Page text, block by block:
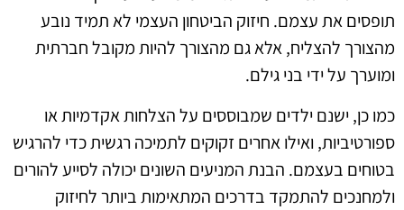
תופסים את עצמם. חיזוק הביטחון העצמי לא תמיד נובע
מהצורך להצליח, אלא גם מהצורך להיות מקובל חברתית
ומוערך על ידי בני גילם.
כמו כן, ישנם ילדים שמבוססים על הצלחות אקדמיות או
ספורטיביות, ואילו אחרים זקוקים לתמיכה רגשית כדי להרגיש
בטוחים בעצמם. הבנת המניעים השונים יכולה לסייע להורים
ולמחנכים להתמקד בדרכים המתאימות ביותר לחיזוק